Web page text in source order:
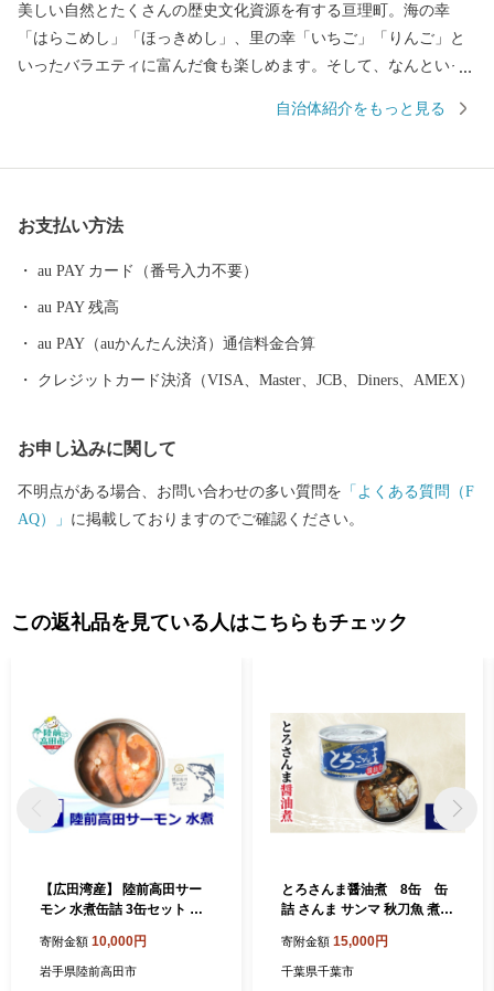
美しい自然とたくさんの歴史文化資源を有する亘理町。海の幸
「はらこめし」「ほっきめし」、里の幸「いちご」「りんご」と
いったバラエティに富んだ食も楽しめます。そして、なんといっ
らの太平洋の眺めは、心と体を癒すのには最適です。ぜひお越し
自治体紹介をもっと見る
お支払い方法
au PAY カード（番号入力不要）
au PAY 残高
au PAY（auかんたん決済）通信料金合算
クレジットカード決済（VISA、Master、JCB、Diners、AMEX）
お申し込みに関して
不明点がある場合、お問い合わせの多い質問を 「よくある質問（F
AQ）」 に掲載しておりますのでご確認ください。
この返礼品を見ている人はこちらもチェック
【広田湾産】 陸前高田サー
モン 水煮缶詰 3缶セット 【
詰 おつまみ ギフト 贈答品 備
蓄 岩手県 陸前高田市 】RT2
寄附金額 10,000円
岩手県陸前高田市
とろさんま醤油煮 8缶 缶
詰 さんま サンマ 秋刀魚 煮魚
存食 国産 千葉県 千葉市[№5
346-2599]
寄附金額 15,000円
千葉県千葉市